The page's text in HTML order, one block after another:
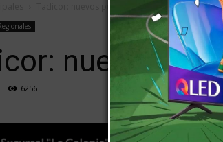
Tadicor: nuevos puestos de trabajo para San
nuevos
6256